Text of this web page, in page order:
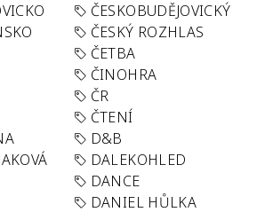
ČESKOBUDĚJOVICKÝ
ČESKÝ ROZHLAS
ČETBA
ČINOHRA
ČR
ČTENÍ
D&B
DALEKOHLED
DANCE
DANIEL HŮLKA